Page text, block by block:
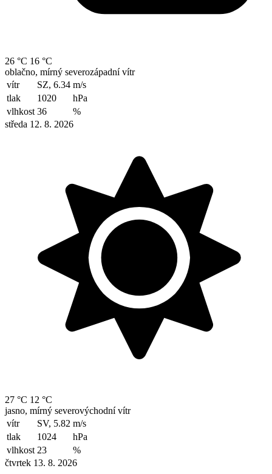
26 °C 16 °C
oblačno, mírný severozápadní vítr
vítr
SZ, 6.34 m/s
tlak
1020
hPa
vlhkost 36
%
středa 12. 8. 2026
27 °C 12 °C
jasno, mírný severovýchodní vítr
vítr
SV, 5.82 m/s
tlak
1024
hPa
vlhkost 23
%
čtvrtek 13. 8. 2026